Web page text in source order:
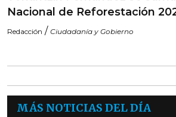
Nacional de Reforestación
Redacción / Ciudadanía y Gobierno
MÁS NOTICIAS DEL DÍA